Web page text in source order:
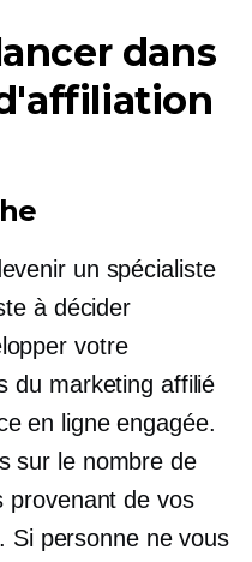
dans
un spécialiste
à décider
votre
du marketing affilié
en ligne engagée.
sur le nombre de
provenant de vos
Si personne ne vous